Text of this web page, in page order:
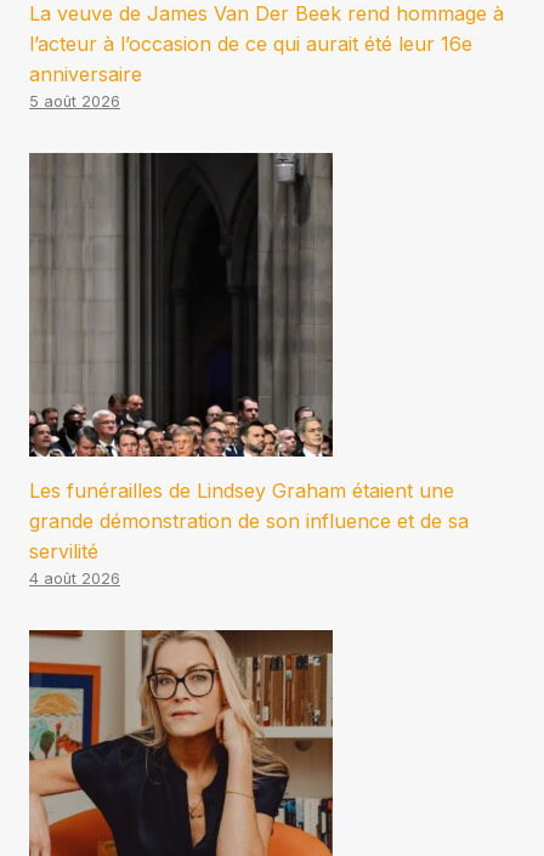
La veuve de James Van Der Beek rend hommage à
l’acteur à l’occasion de ce qui aurait été leur 16e
anniversaire
5 août 2026
Les funérailles de Lindsey Graham étaient une
grande démonstration de son influence et de sa
servilité
4 août 2026